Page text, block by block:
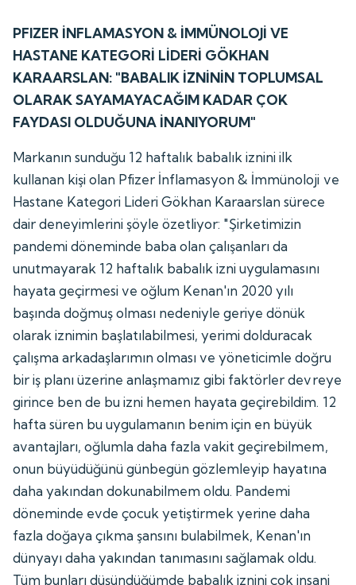
PFIZER İNFLAMASYON & İMMÜNOLOJİ VE
HASTANE KATEGORİ LİDERİ GÖKHAN
KARAARSLAN: "BABALIK İZNİNİN TOPLUMSAL
OLARAK SAYAMAYACAĞIM KADAR ÇOK
FAYDASI OLDUĞUNA İNANIYORUM"
Markanın sunduğu 12 haftalık babalık iznini ilk
kullanan kişi olan Pfizer İnflamasyon & İmmünoloji ve
Hastane Kategori Lideri Gökhan Karaarslan sürece
dair deneyimlerini şöyle özetliyor: "Şirketimizin
pandemi döneminde baba olan çalışanları da
unutmayarak 12 haftalık babalık izni uygulamasını
hayata geçirmesi ve oğlum Kenan'ın 2020 yılı
başında doğmuş olması nedeniyle geriye dönük
olarak iznimin başlatılabilmesi, yerimi dolduracak
çalışma arkadaşlarımın olması ve yöneticimle doğru
bir iş planı üzerine anlaşmamız gibi faktörler devreye
girince ben de bu izni hemen hayata geçirebildim. 12
hafta süren bu uygulamanın benim için en büyük
avantajları, oğlumla daha fazla vakit geçirebilmem,
onun büyüdüğünü günbegün gözlemleyip hayatına
daha yakından dokunabilmem oldu. Pandemi
döneminde evde çocuk yetiştirmek yerine daha
fazla doğaya çıkma şansını bulabilmek, Kenan'ın
dünyayı daha yakından tanımasını sağlamak oldu.
Tüm bunları düşündüğümde babalık iznini çok insani